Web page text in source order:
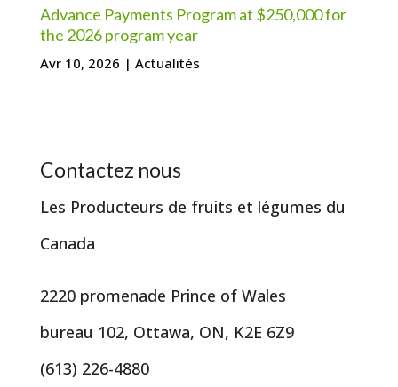
Advance Payments Program at $250,000 for
the 2026 program year
Avr 10, 2026 | Actualités
Contactez nous
Les Producteurs de fruits et légumes du
Canada
2220 promenade Prince of Wales
bureau 102, Ottawa, ON, K2E 6Z9
(613) 226-4880